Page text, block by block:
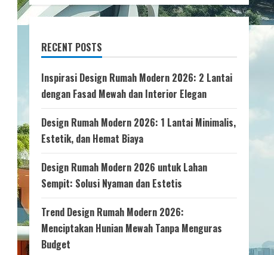
RECENT POSTS
Inspirasi Design Rumah Modern 2026: 2 Lantai
dengan Fasad Mewah dan Interior Elegan
Design Rumah Modern 2026: 1 Lantai Minimalis,
Estetik, dan Hemat Biaya
Design Rumah Modern 2026 untuk Lahan
Sempit: Solusi Nyaman dan Estetis
Trend Design Rumah Modern 2026:
Menciptakan Hunian Mewah Tanpa Menguras
Budget